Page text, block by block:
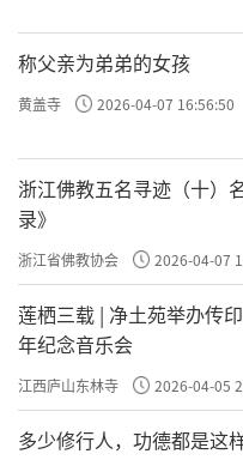
称父亲为弟弟的女孩
黄盖寺 2026-04-07 16:56:50
浙江佛教五名寻迹（十）
录》
浙江省佛教协会 2026-04-07
莲栖三载 | 净土苑举办传
年纪念音乐会
江西庐山东林寺 2026-04-05
多少修行人，功德都是这